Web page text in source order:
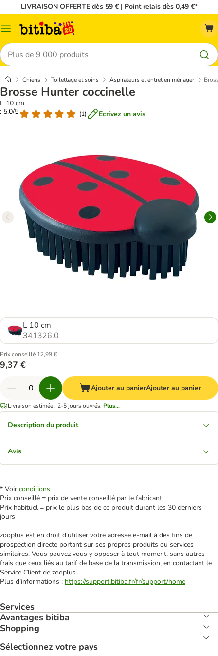
LIVRAISON OFFERTE dès 59 € | Point relais dès 0,49 €*
Menu
Rechercher
Chiens Toilettage et soins Aspirateurs et entretien ménager
Brosse Hunter coccinelle
L 10 cm
: 5.0/5
(1) Ecrivez un avis
L 10 cm
341326.0
Prix conseillé 12,99 €
9,37 €
Ajouter au panierAjouter au panier
Livraison estimée : 2-5 jours ouvrés. Plus...
Description du produit
Avis
* Voir conditions
Prix conseillé = prix de vente conseillé par le fabricant
Prix habituel = prix le plus bas de ce produit durant les 30 derniers
jours
zooplus est en droit d’utiliser votre adresse e‑mail à des fins de
prospection directe portant sur ses propres produits ou services
similaires. Vous pouvez vous y opposer à tout moment, sans autres
frais que ceux liés au tarif de base de la transmission, en contactant le
Service Client de zooplus.
Plus d’informations : https://support.bitiba.fr/fr/support/home
Services
Avantages bitiba
Shopping
Sélectionnez votre pays